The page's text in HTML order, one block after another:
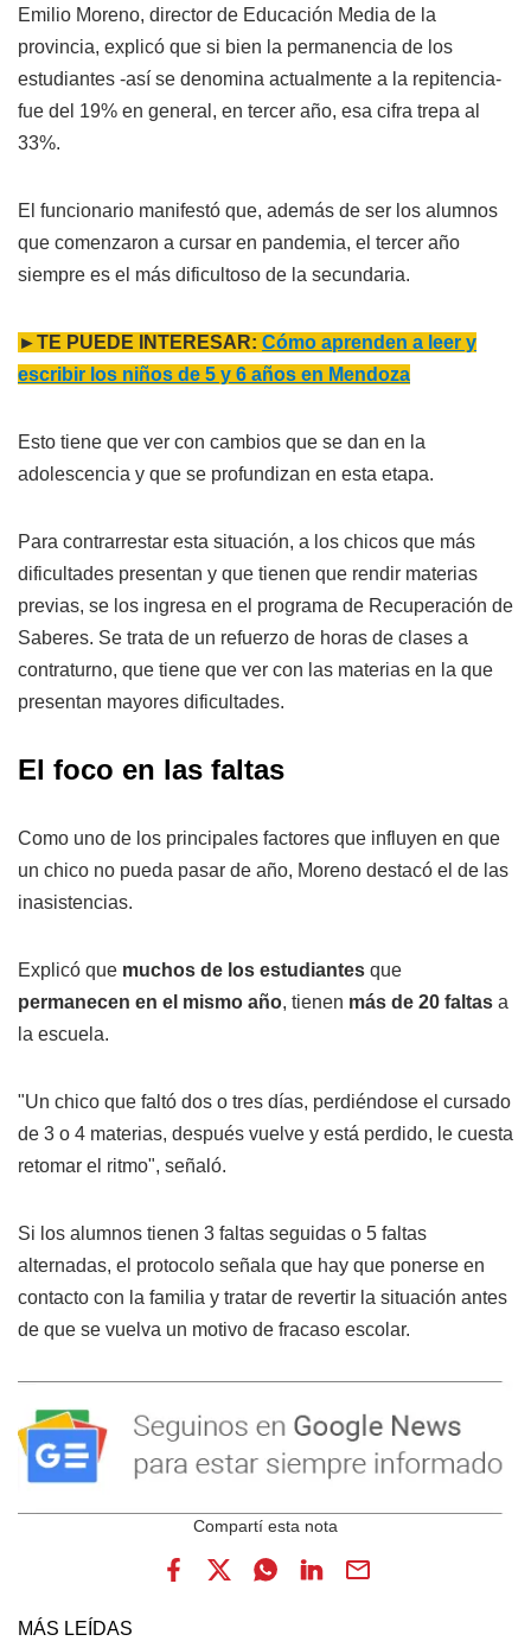
Emilio Moreno, director de Educación Media de la
provincia, explicó que si bien la permanencia de los
estudiantes -así se denomina actualmente a la repitencia-
fue del 19% en general, en tercer año, esa cifra trepa al
33%.
El funcionario manifestó que, además de ser los alumnos
que comenzaron a cursar en pandemia, el tercer año
siempre es el más dificultoso de la secundaria.
►TE PUEDE INTERESAR: Cómo aprenden a leer y
escribir los niños de 5 y 6 años en Mendoza
Esto tiene que ver con cambios que se dan en la
adolescencia y que se profundizan en esta etapa.
Para contrarrestar esta situación, a los chicos que más
dificultades presentan y que tienen que rendir materias
previas, se los ingresa en el programa de Recuperación de
Saberes. Se trata de un refuerzo de horas de clases a
contraturno, que tiene que ver con las materias en la que
presentan mayores dificultades.
El foco en las faltas
Como uno de los principales factores que influyen en que
un chico no pueda pasar de año, Moreno destacó el de las
inasistencias.
Explicó que muchos de los estudiantes que
permanecen en el mismo año, tienen más de 20 faltas a
la escuela.
"Un chico que faltó dos o tres días, perdiéndose el cursado
de 3 o 4 materias, después vuelve y está perdido, le cuesta
retomar el ritmo", señaló.
Si los alumnos tienen 3 faltas seguidas o 5 faltas
alternadas, el protocolo señala que hay que ponerse en
contacto con la familia y tratar de revertir la situación antes
de que se vuelva un motivo de fracaso escolar.
MÁS LEÍDAS